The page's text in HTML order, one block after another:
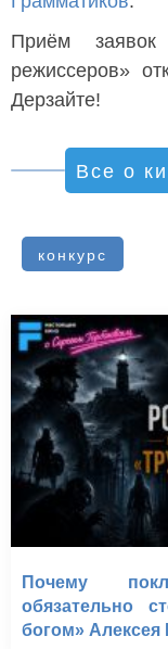
Приём
режиссеров»
Дерзайте!
Все о
конкурс
Почему
обязательно
богом» Алексея